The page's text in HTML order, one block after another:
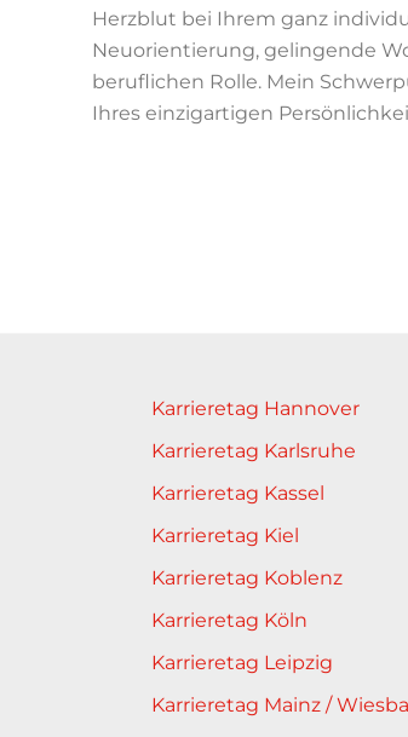
Herzblut bei Ihrem ganz
Neuorientierung, gelingende
beruflichen Rolle. Mein
Ihres einzigartigen
Karrieretag Hannover
Karrieretag Karlsruhe
Karrieretag Kassel
Karrieretag Kiel
Karrieretag Koblenz
Karrieretag Köln
Karrieretag Leipzig
Karrieretag Mainz /